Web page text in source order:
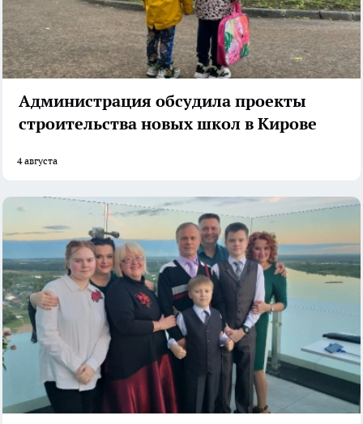
Администрация обсудила проекты
строительства новых школ в Кирове
4 августа